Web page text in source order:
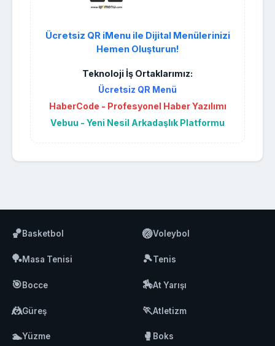
Ücretsiz QR iMenu ile Dijital Menülerinizi
Hemen Oluşturun!
Teknoloji İş Ortaklarımız:
Ücretsiz QR Menü
HaberCode - Profesyonel Haber Yazılımı
Vebuu - Yeni Nesil Arkadaşlık Platformu
🏀Basketbol 🏐Voleybol
🏓Masa Tenisi 🎾Tenis
🎯Bocce 🏇At Yarışı
🤼Güreş 🏃Atletizm
🏊Yüzme 🥊 Boks